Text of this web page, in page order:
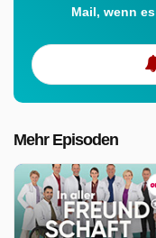
Mail, wenn
Mehr Episoden